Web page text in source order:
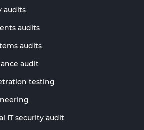
audits
audits
audits
audit
testing
IT security audit